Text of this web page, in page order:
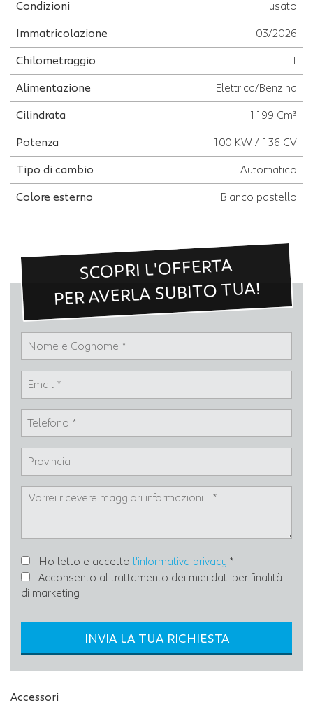
Condizioni usato
Immatricolazione 03/2026
Chilometraggio 1
Alimentazione Elettrica/Benzina
Cilindrata 1199 Cm³
Potenza 100 KW / 136 CV
Tipo di cambio Automatico
Colore esterno Bianco pastello
SCOPRI L'OFFERTA
PER AVERLA SUBITO TUA!
Ho letto e accetto l'informativa privacy *
Acconsento al trattamento dei miei dati per finalità
di marketing
INVIA LA TUA RICHIESTA
Accessori